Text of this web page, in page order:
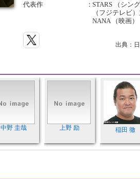
代表作
：STARS （シン
（フジテレビ
NANA （映画
出典：
中野 圭哉 上野 励 稲田 徹